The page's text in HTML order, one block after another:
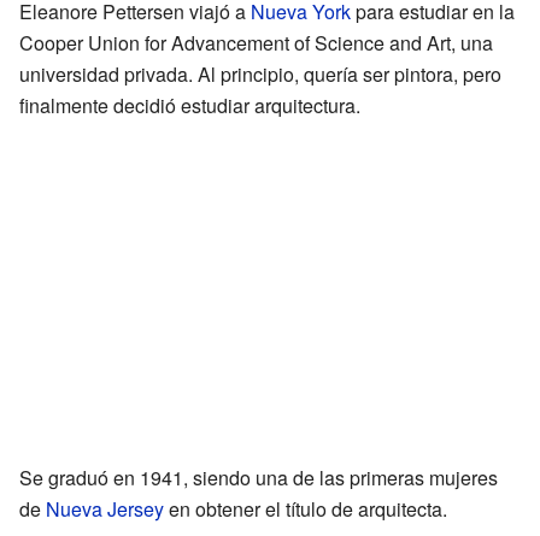
Eleanore Pettersen viajó a Nueva Yorkpara estudiar en la
Cooper Union for Advancement of Science and Art, una
universidad privada. Al principio, quería ser pintora, pero
finalmente decidió estudiar arquitectura.
Se graduó en 1941, siendo una de las primeras mujeres
de Nueva Jerseyen obtener el título de arquitecta.